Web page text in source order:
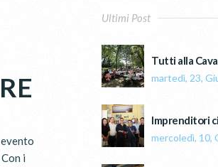
i
Ultimi Post
Tutti alla
martedì, 23,
Imprenditori
mercoledì, 10,